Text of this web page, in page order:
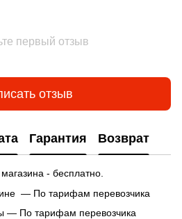
первый отзыв
отзыв
Гарантия Возврат
- бесплатно.
— По тарифам перевозчика
— По тарифам перевозчика